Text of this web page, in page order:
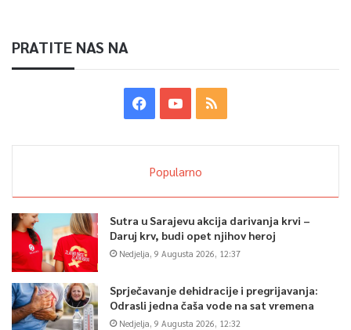
PRATITE NAS NA
Popularno
Sutra u Sarajevu akcija darivanja krvi –
Daruj krv, budi opet njihov heroj
Nedjelja, 9 Augusta 2026, 12:37
Sprječavanje dehidracije i pregrijavanja:
Odrasli jedna čaša vode na sat vremena
Nedjelja, 9 Augusta 2026, 12:32